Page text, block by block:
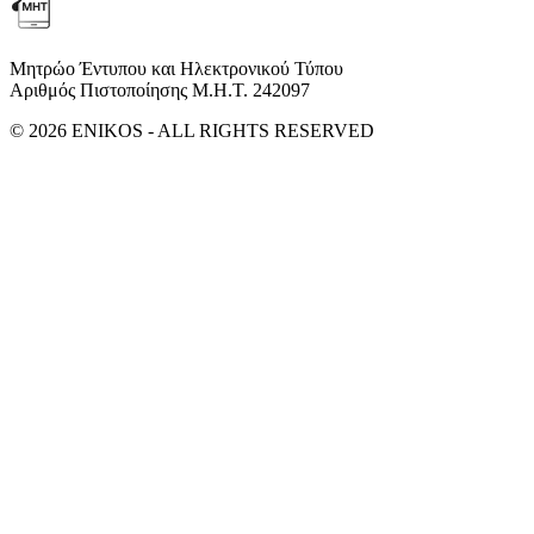
Μητρώο Έντυπου και Ηλεκτρονικού Τύπου
Αριθμός Πιστοποίησης Μ.Η.Τ. 242097
© 2026 ENIKOS - ALL RIGHTS RESERVED